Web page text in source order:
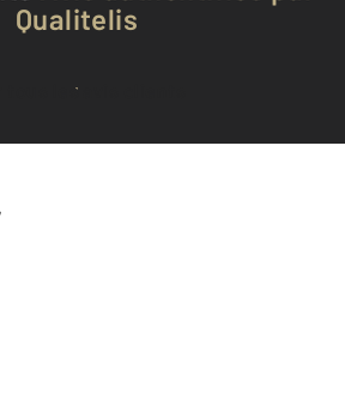
Qualitelis
tous les avis clients